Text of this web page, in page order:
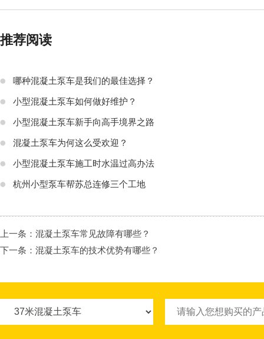
推荐阅读
哪种混凝土泵车是我们的最佳选择？
小型混凝土泵车如何做好维护？
小型混凝土泵车新手向高手境界之路
混凝土泵车为何这么受欢迎？
小型混凝土泵车施工时水温过高办法
杭州小型泵车帮苏总连修三个工地
上一条： 混凝土泵车常见故障有哪些？
下一条： 混凝土泵车的技术优势有哪些？